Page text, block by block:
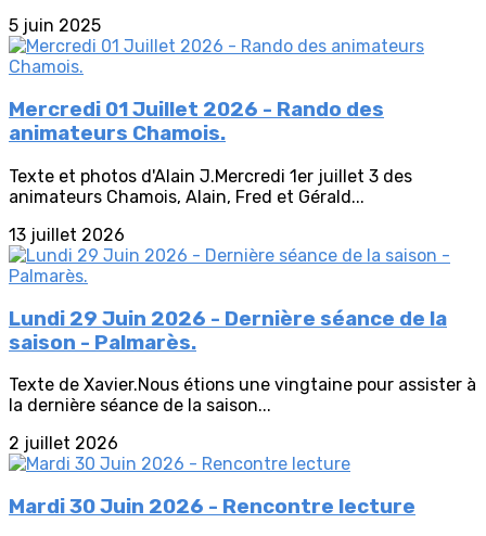
5 juin 2025
Mercredi 01 Juillet 2026 - Rando des
animateurs Chamois.
Texte et photos d'Alain J.Mercredi 1er juillet 3 des
animateurs Chamois, Alain, Fred et Gérald...
13 juillet 2026
Lundi 29 Juin 2026 - Dernière séance de la
saison - Palmarès.
Texte de Xavier.Nous étions une vingtaine pour assister à
la dernière séance de la saison...
2 juillet 2026
Mardi 30 Juin 2026 - Rencontre lecture